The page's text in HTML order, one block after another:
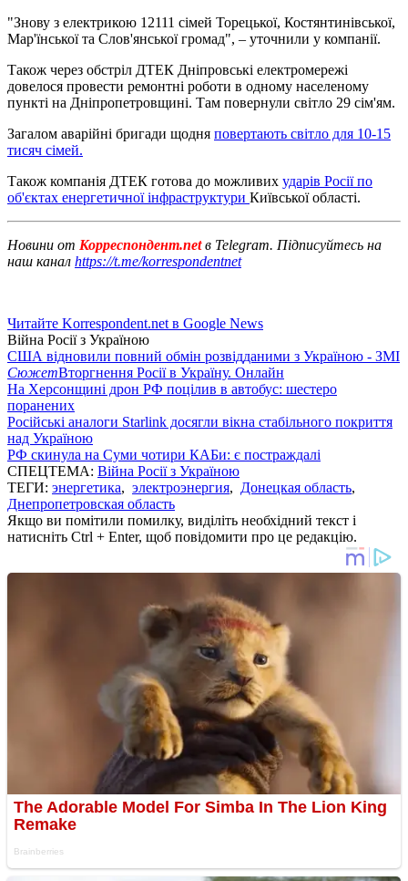
"Знову з електрикою 12111 сімей Торецької, Костянтинівської,
Мар'їнської та Слов'янської громад", – уточнили у компанії.
Також через обстріл ДТЕК Дніпровські електромережі
довелося провести ремонтні роботи в одному населеному
пункті на Дніпропетровщині. Там повернули світло 29 сім'ям.
Загалом аварійні бригади щодня повертають світло для 10-15
тисяч сімей.
Також компанія ДТЕК готова до можливих ударів Росії по
об'єктах енергетичної інфраструктури Київської області.
Новини от Корреспондент.netв Telegram. Підписуйтесь на
наш канал https://t.me/korrespondentnet
Читайте Korrespondent.net в Google News
Війна Росії з Україною
США відновили повний обмін розвідданими з Україною - ЗМІ
СюжетВторгнення Росії в Україну. Онлайн
На Херсонщині дрон РФ поцілив в автобус: шестеро
поранених
Російські аналоги Starlink досягли вікна стабільного покриття
над Україною
РФ скинула на Суми чотири КАБи: є постраждалі
СПЕЦТЕМА: Війна Росії з Україною
ТЕГИ: энергетика, электроэнергия, Донецкая область,
Днепропетровская область
Якщо ви помітили помилку, виділіть необхідний текст і
натисніть Ctrl + Enter, щоб повідомити про це редакцію.